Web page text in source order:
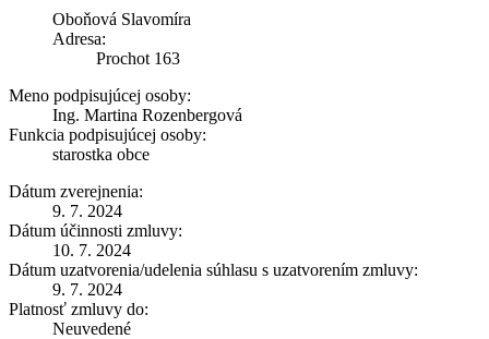
Oboňová Slavomíra
Adresa:
Prochot 163
Meno podpisujúcej osoby:
Ing. Martina Rozenbergová
Funkcia podpisujúcej osoby:
starostka obce
Dátum zverejnenia:
9. 7. 2024
Dátum účinnosti zmluvy:
10. 7. 2024
Dátum uzatvorenia/udelenia súhlasu s uzatvorením zmluvy:
9. 7. 2024
Platnosť zmluvy do:
Neuvedené